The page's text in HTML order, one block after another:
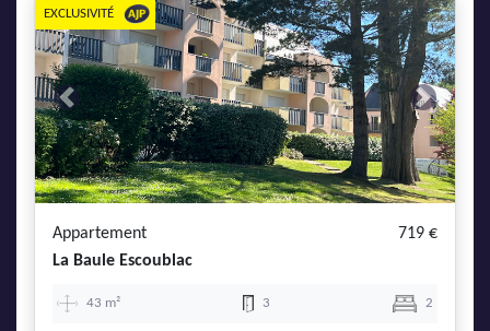
DEVENIR FRANCHISÉ
AJP Recrute
AJP Actualités
Service Qualité Clients
Previous Next
EXCLUSIVITÉ
Appartement
719 €
La Baule Escoublac
43 m² 3 2